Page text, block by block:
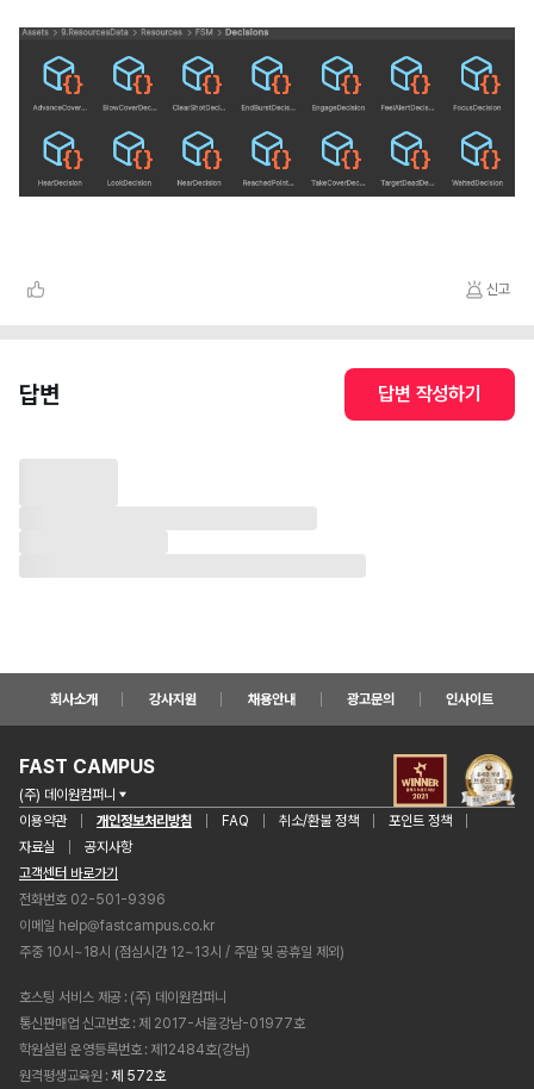
신고
답변 답변 작성하기
회사소개 강사지원 채용안내 광고문의 인사이트
FAST CAMPUS
(주) 데이원컴퍼니
이용약관
개인정보처리방침 FAQ 취소/환불 정책
포인트 정책
자료실
공지사항
고객센터 바로가기
전화번호 02-501-9396
이메일 help@fastcampus.co.kr
주중 10시~18시 (점심시간 12~13시 / 주말 및 공휴일 제외)
호스팅 서비스 제공 (주) 데이원컴퍼니
통신판매업 신고번호 제 2017-서울강남-01977호
학원설립 운영등록번호 제12484호(강남)
원격평생교육원 제 572호